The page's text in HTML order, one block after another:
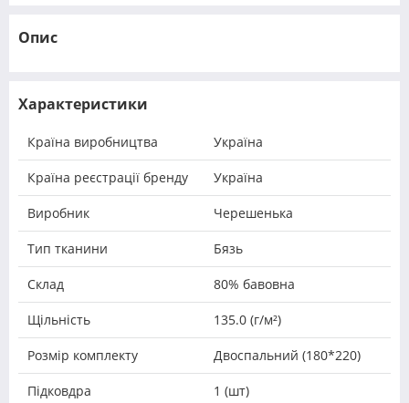
Опис
Характеристики
Країна виробництва Україна
Країна реєстрації бренду Україна
Виробник Черешенька
Тип тканини Бязь
Склад 80% бавовна
Щільність 135.0 (г/м²)
Розмір комплекту Двоспальний (180*220)
Підковдра 1 (шт)